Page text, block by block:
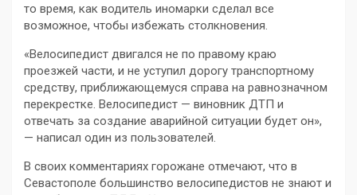
то время, как водитель иномарки сделал все
возможное, чтобы избежать столкновения.
«Велосипедист двигался не по правому краю
проезжей части, и не уступил дорогу транспортному
средству, приближающемуся справа на равнозначном
перекрестке. Велосипедист — виновник ДТП и
отвечать за создание аварийной ситуации будет он»,
— написал один из пользователей.
В своих комментариях горожане отмечают, что в
Севастополе большинство велосипедистов не знают и